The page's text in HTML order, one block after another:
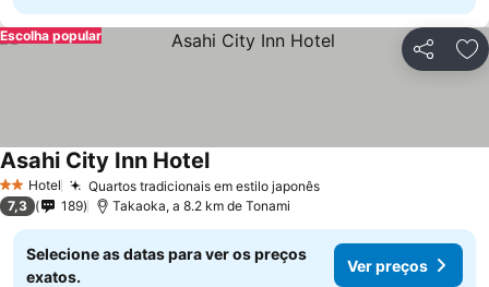
Partilhar
Escolha popular
2 Estrelas
Hotel Quartos tradicionais em estilo japonêsVer preços
Asahi City Inn HotelVer preços
7,3 189 Takaoka, a 8.2 km de Tonami
Selecione as datas para ver os preços
exatos.
Ver preços